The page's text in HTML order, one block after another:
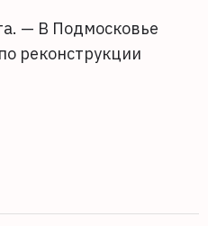
— В Подмосковье
реконструкции